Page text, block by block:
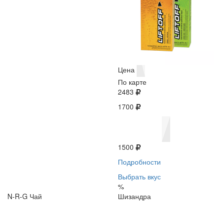
Цена
По карте
2483
1700
1500
Подробности
Выбрать вкус
%
N-R-G Чай
Шизандра